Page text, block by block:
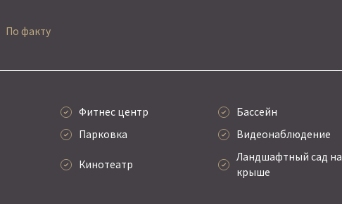
По факту
Фитнес центр
Бассейн
Парковка Видеонаблюдение
Кинотеатр
Ландшафтный сад на
крыше